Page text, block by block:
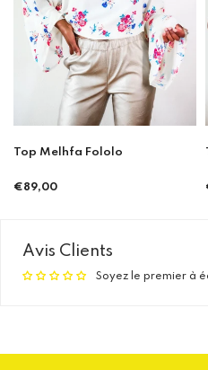
Top Melhfa Fololo
€89,00
Avis Clients
Soyez le premier à